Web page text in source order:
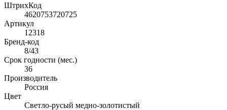
ШтрихКод
4620753720725
Артикул
12318
Бренд-код
8/43
Срок годности (мес.)
36
Производитель
Россия
Цвет
Светло-русый медно-золотистый